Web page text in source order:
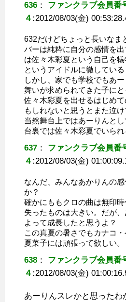
636 ： ファンクラブ会員番
４ :2012/08/03(金)
632だけどちょっと長いなま
バーは純粋に自分の感情を
は佐々木彩夏という自己を
というアイドルに徹している
しかし、家でも学校でもあ
舞いが求められてきた子に
佐々木彩夏を出せるはじめ
もしれないと思うとまた泣け
当然舞台上ではあーりんと
台裏では佐々木彩夏でいら
637 ： ファンクラブ会員番
４ :2012/08/03(金)
なんだ、みんなあかりんの
か？
確かにももクロの曲は無印時
失ったものは大きい。だが
よって成長したと思うよ？
この真夏の暑さでもカナコ
夏菜子には頑張って欲しい。
638 ： ファンクラブ会員番
４ :2012/08/03(金)
あーりんスレかと思ったわ